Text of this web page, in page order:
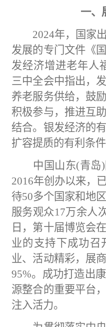
一、
2024年，国家
发展的专门文件《
发经济增进老年人
三中全会中指出，
养老服务供给，鼓
积极参与，推进互
结合。银发经济的
扩容提质的有利条
中国山东(青岛
2016年创办以来，
待50多个国家和地
服务观众17万余人
日，第十届博览会
业的支持下成功召
业、活动精彩，展
95%。成功打造出
源整合的重要平台
注入活力。